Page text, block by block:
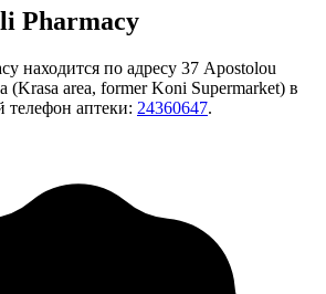
Pharmacy
находится по адресу 37 Apostolou
(Krasa area, former Koni Supermarket) в
телефон аптеки: 24360647.